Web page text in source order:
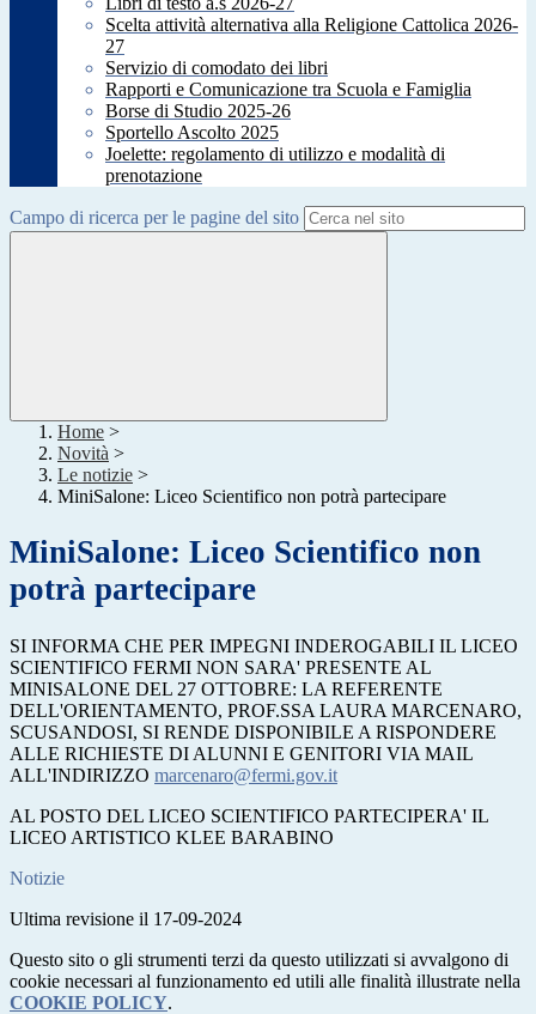
Scelta attività alternativa alla Religione Cattolica 2026-
27
Servizio di comodato dei libri
Rapporti e Comunicazione tra Scuola e Famiglia
Borse di Studio 2025-26
Sportello Ascolto 2025
Joelette: regolamento di utilizzo e modalità di
prenotazione
Campo di ricerca per le pagine del sito
Home >
Novità >
Le notizie >
MiniSalone: Liceo Scientifico non potrà partecipare
MiniSalone: Liceo Scientifico non
potrà partecipare
SI INFORMA CHE PER IMPEGNI INDEROGABILI IL LICEO
SCIENTIFICO FERMI NON SARA' PRESENTE AL
MINISALONE DEL 27 OTTOBRE: LA REFERENTE
DELL'ORIENTAMENTO, PROF.SSA LAURA MARCENARO,
SCUSANDOSI, SI RENDE DISPONIBILE A RISPONDERE
ALLE RICHIESTE DI ALUNNI E GENITORI VIA MAIL
ALL'INDIRIZZO marcenaro@fermi.gov.it
AL POSTO DEL LICEO SCIENTIFICO PARTECIPERA' IL
LICEO ARTISTICO KLEE BARABINO
Notizie
Ultima revisione il 17-09-2024
Questo sito o gli strumenti terzi da questo utilizzati si avvalgono di
cookie necessari al funzionamento ed utili alle finalità illustrate nella
COOKIE POLICY.